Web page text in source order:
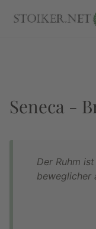
Seneca -
Der Ruhm
beweglicher